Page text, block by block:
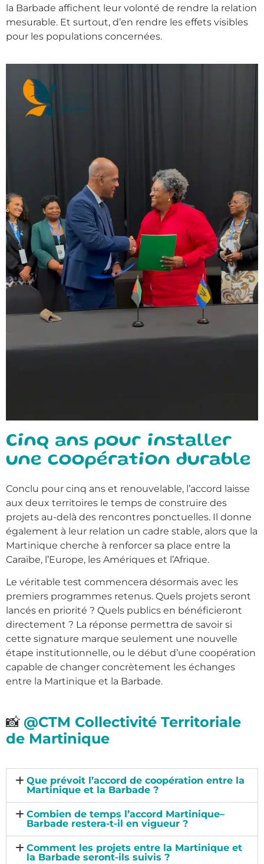
la Barbade affichent leur volonté de rendre la relation
mesurable. Et surtout, d’en rendre les effets visibles
pour les populations concernées.
Cinq ans pour installer
une coopération durable
Conclu pour cinq ans et renouvelable, l’accord laisse
aux deux territoires le temps de construire des
projets au-delà des rencontres ponctuelles. Il donne
également à leur relation un cadre stable, alors que la
Martinique cherche à renforcer sa place entre la
Caraïbe, l’Europe, les Amériques et l’Afrique.
Le véritable test commencera désormais avec les
premiers programmes retenus. Quels projets seront
lancés en priorité ? Quels publics en bénéficieront
directement ? La réponse permettra de savoir si
cette signature marque seulement une nouvelle
étape institutionnelle, ou le début d’une coopération
capable de changer concrètement les échanges
entre la Martinique et la Barbade.
📸 @CTM Collectivité Territoriale
de Martinique
Que prévoit l’accord de coopération entre la
Martinique et la Barbade ?
Combien de temps l’accord Martinique–
Barbade restera-t-il en vigueur ?
Comment les projets entre la Martinique et
la Barbade seront-ils suivis ?